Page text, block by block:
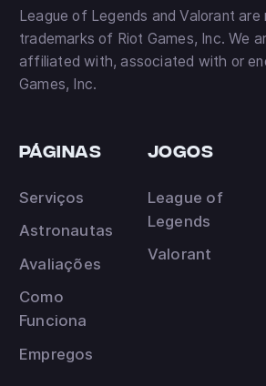
League of Legends and Valorant are
trademarks of Riot Games, Inc. We
affiliated with, associated with or
Games, Inc.
páginas
Serviços
Astronautas
Avaliações
Como
Funciona
Empregos
Jogos
League of
Legends
Valorant